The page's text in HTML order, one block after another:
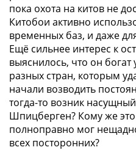
ВОВ
Человек
труда
Города-
герои
Оружие
Великой
Победы
Олимпиада
пока охота на китов не
Китобои активно
временных баз, и даже
Ещё сильнее интерес к
выяснилось, что он богат
разных стран, которым
начали возводить
тогда-то возник
Шпицберген? Кому же
полноправно мог
всех посторонних?